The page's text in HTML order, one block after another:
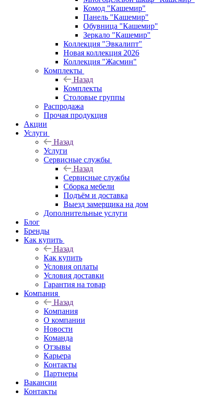
Комод "Кашемир"
Панель "Кашемир"
Обувница "Кашемир"
Зеркало "Кашемир"
Коллекция "Эвкалипт"
Новая коллекция 2026
Коллекция "Жасмин"
Комплекты
Назад
Комплекты
Столовые группы
Распродажа
Прочая продукция
Акции
Услуги
Назад
Услуги
Сервисные службы
Назад
Сервисные службы
Сборка мебели
Подъём и доставка
Выезд замерщика на дом
Дополнительные услуги
Блог
Бренды
Как купить
Назад
Как купить
Условия оплаты
Условия доставки
Гарантия на товар
Компания
Назад
Компания
О компании
Новости
Команда
Отзывы
Карьера
Контакты
Партнеры
Вакансии
Контакты